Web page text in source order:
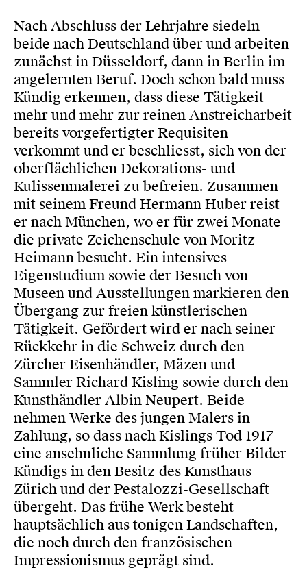
Nach Abschluss der Lehrjahre siedeln
beide nach Deutschland über und arbeiten
zunächst in Düsseldorf, dann in Berlin im
angelernten Beruf. Doch schon bald muss
Kündig erkennen, dass diese Tätigkeit
mehr und mehr zur reinen Anstreicharbeit
bereits vorgefertigter Requisiten
verkommt und er beschliesst, sich von der
oberflächlichen Dekorations- und
Kulissenmalerei zu befreien. Zusammen
mit seinem Freund Hermann Huber reist
er nach München, wo er für zwei Monate
die private Zeichenschule von Moritz
Heimann besucht. Ein intensives
Eigenstudium sowie der Besuch von
Museen und Ausstellungen markieren den
Übergang zur freien künstlerischen
Tätigkeit. Gefördert wird er nach seiner
Rückkehr in die Schweiz durch den
Zürcher Eisenhändler, Mäzen und
Sammler Richard Kisling sowie durch den
Kunsthändler Albin Neupert. Beide
nehmen Werke des jungen Malers in
Zahlung, so dass nach Kislings Tod 1917
eine ansehnliche Sammlung früher Bilder
Kündigs in den Besitz des Kunsthaus
Zürich und der Pestalozzi-Gesellschaft
übergeht. Das frühe Werk besteht
hauptsächlich aus tonigen Landschaften,
die noch durch den französischen
Impressionismus geprägt sind.